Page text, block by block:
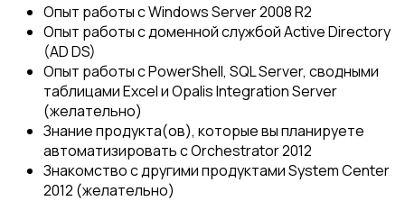
Опыт работы с Windows Server 2008 R2
Опыт работы с доменной службой Active Directory
(AD DS)
Опыт работы с PowerShell, SQL Server, сводными
таблицами Excel и Opalis Integration Server
(желательно)
Знание продукта(ов), которые вы планируете
автоматизировать с Orchestrator 2012
Знакомство с другими продуктами System Center
2012 (желательно)